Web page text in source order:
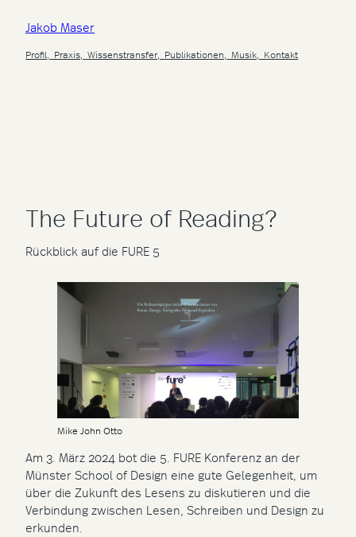
Inhalt
springen
Jakob Maser
Profil, Praxis, Wissenstransfer, Publikationen, Musik, Kontakt
The Future of Reading?
Rückblick auf die FURE 5
Mike John Otto
Am 3. März 2024 bot die 5. FURE Konferenz an der
Münster School of Design eine gute Gelegenheit, um
über die Zukunft des Lesens zu diskutieren und die
Verbindung zwischen Lesen, Schreiben und Design zu
erkunden.